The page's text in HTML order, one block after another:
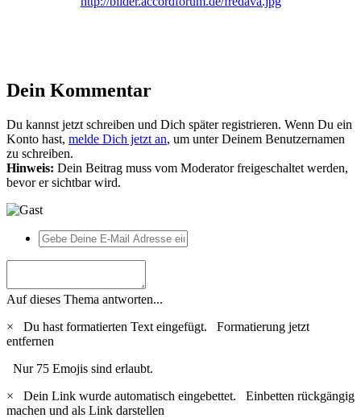
Dein Kommentar
Du kannst jetzt schreiben und Dich später registrieren. Wenn Du ein
Konto hast, melde Dich jetzt an, um unter Deinem Benutzernamen
zu schreiben.
Hinweis: Dein Beitrag muss vom Moderator freigeschaltet werden,
bevor er sichtbar wird.
Auf dieses Thema antworten...
×
Du hast formatierten Text eingefügt. Formatierung jetzt
entfernen
Nur 75 Emojis sind erlaubt.
×
Dein Link wurde automatisch eingebettet. Einbetten rückgängig
machen und als Link darstellen